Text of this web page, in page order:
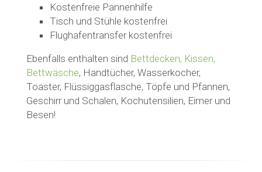
Kostenfreie Pannenhilfe
Tisch und Stühle kostenfrei
Flughafentransfer kostenfrei
Ebenfalls enthalten sind Bettdecken, Kissen,
Bettwäsche, Handtücher, Wasserkocher,
Toaster, Flüssiggasflasche, Töpfe und Pfannen,
Geschirr und Schalen, Kochutensilien, Eimer und
Besen!